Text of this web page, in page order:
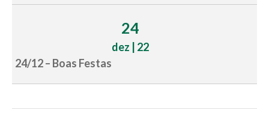
24
dez | 22
24/12 – Boas Festas